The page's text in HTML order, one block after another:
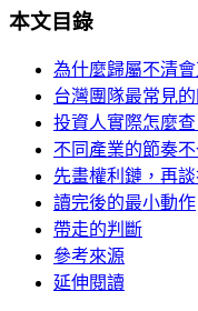
本文目錄
為什麼歸屬不清
台灣團隊最常見
投資人實際怎麼
不同產業的節奏
先畫權利鏈，再
讀完後的最小動作
帶走的判斷
參考來源
延伸閱讀